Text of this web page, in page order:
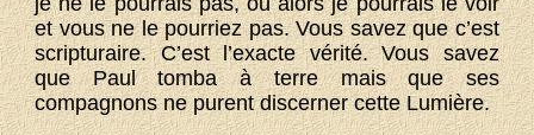
et vous ne le pourriez pas. Vous savez que c’est
scripturaire. C’est l’exacte vérité. Vous savez
que Paul tomba à terre mais que ses
compagnons ne purent discerner cette Lumière.